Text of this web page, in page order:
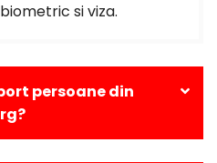
si viza.
persoane din